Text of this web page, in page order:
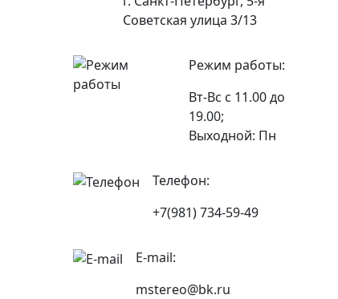
Советская улица 3/13
Режим работы:
Вт-Вс с 11.00 до
19.00;
Выходной: Пн
Телефон:
+7(981) 734-59-49
E-mail:
mstereo@bk.ru